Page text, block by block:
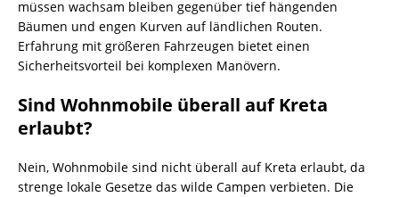
müssen wachsam bleiben gegenüber tief hängenden
Bäumen und engen Kurven auf ländlichen Routen.
Erfahrung mit größeren Fahrzeugen bietet einen
Sicherheitsvorteil bei komplexen Manövern.
Sind Wohnmobile überall auf Kreta
erlaubt?
Nein, Wohnmobile sind nicht überall auf Kreta erlaubt, da
strenge lokale Gesetze das wilde Campen verbieten. Die